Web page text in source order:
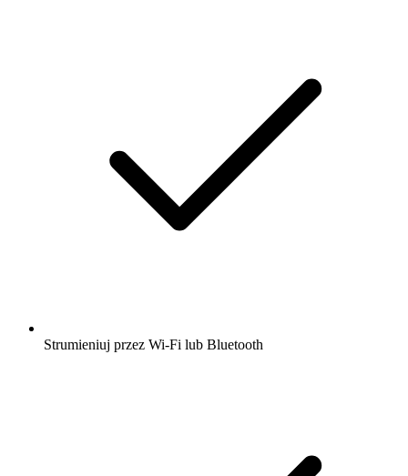
Strumieniuj przez Wi-Fi lub Bluetooth